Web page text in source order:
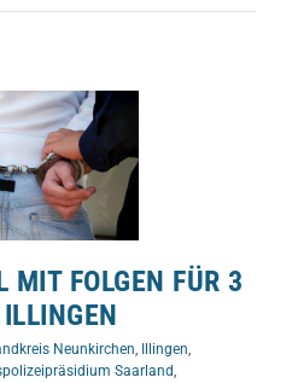
MIT FOLGEN FÜR 3
Neunkirchen, Illingen,
Saarland,